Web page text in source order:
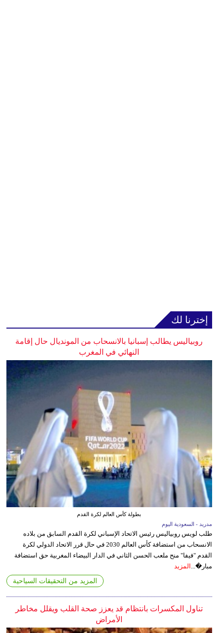
إخترنا لك
روبياليس يطالب إسبانيا بالانسحاب من المونديال حال إقامة
النهائي في المغرب
بطولة كأس العالم لكرة القدم
مدريد - السعودية اليوم
طلب لويس روبياليس رئيس الاتحاد الإسباني لكرة القدم السابق من بلاده
الانسحاب من استضافة كأس العالم 2030 في حال قرر الاتحاد الدولي لكرة
القدم "فيفا" منح ملعب الحسن الثاني في الدار البيضاء المغربية حق استضافة
مبار�...
المزيد
المزيد من التحقيقات السياحية
تناول المكسرات بانتظام قد يعزز صحة القلب ويقلل مخاطر
الأمراض